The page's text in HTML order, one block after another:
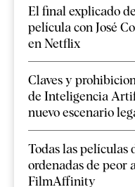
El final explicado
película con José
en Netflix
Claves y
de Inteligencia
nuevo escenario
Todas las películas
ordenadas de peor
FilmAffinity